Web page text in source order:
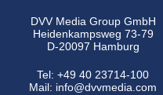
DVV Media Group GmbH
Heidenkampsweg 73-79
D-20097 Hamburg
Tel:+49 40 23714-100
Mail: info@dvvmedia.com